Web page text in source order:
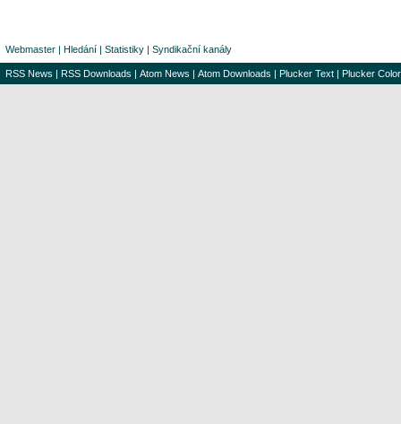
Webmaster | Hledání | Statistiky | Syndikační kanály
RSS News | RSS Downloads | Atom News | Atom Downloads | Plucker Text | Plucker Color